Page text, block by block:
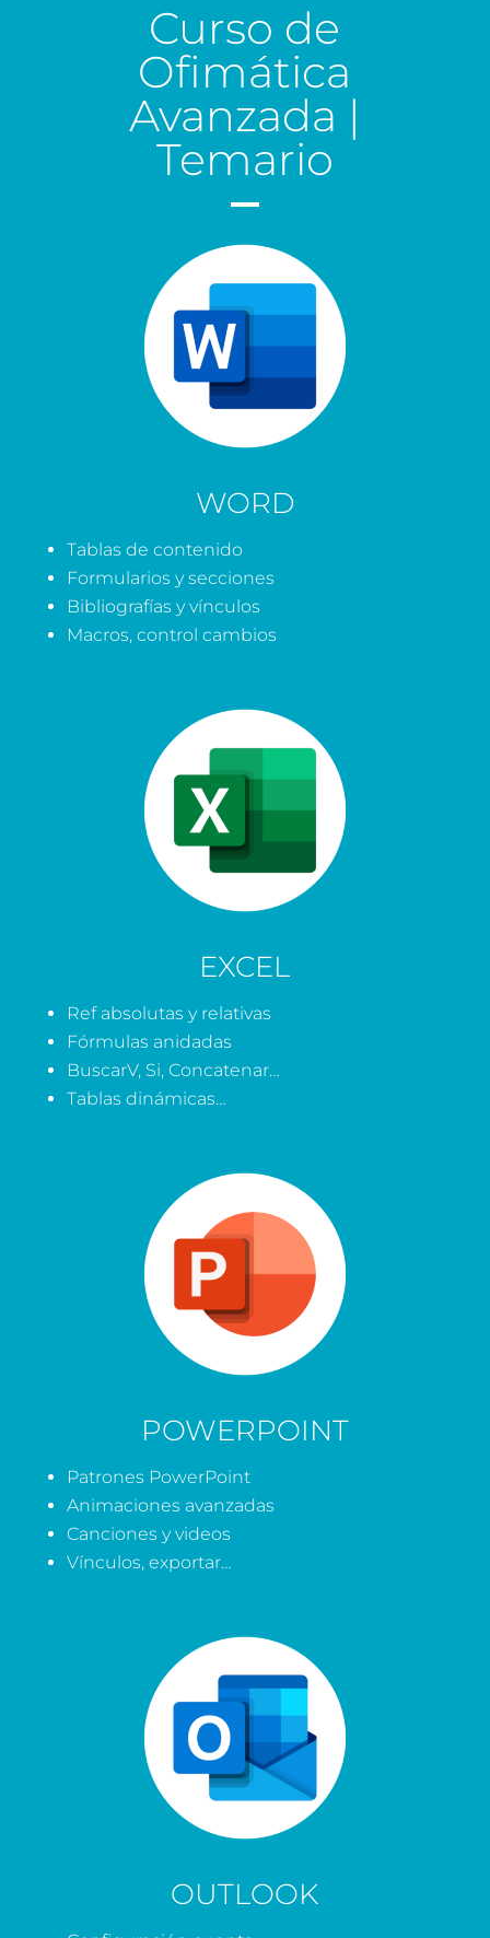
Curso de
Ofimática
Avanzada |
Temario
WORD
Tablas de contenido
Formularios y secciones
Bibliografías y vínculos
Macros, control cambios
EXCEL
Ref absolutas y relativas
Fórmulas anidadas
BuscarV, Si, Concatenar…
Tablas dinámicas…
POWERPOINT
Patrones PowerPoint
Animaciones avanzadas
Canciones y videos
Vínculos, exportar…
OUTLOOK